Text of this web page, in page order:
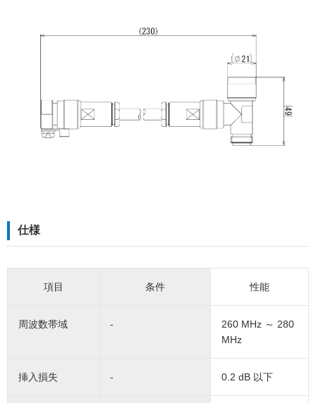
仕様
項目 条件 性能
周波数帯域 -
260 MHz ～ 280
MHz
挿入損失 - 0.2 dB 以下